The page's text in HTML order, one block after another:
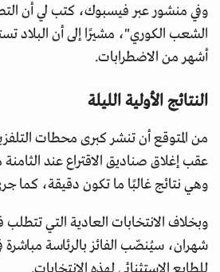
وفي منشور عبر فيسبوك، كتب لي أن
الشعب الكوري"، مشيرًا إلى أن البلاد
أشهر من الاضطرابات.
النتائج الأولية الليلة
من المتوقع أن تنشر كبرى محطات
عقب إغلاق صناديق الاقتراع عند الثامنة
وهي نتائج غالبًا ما تكون دقيقة، كما جرى
وبخلاف الانتخابات العادية التي تتطلب
شهران، سيُنصّب الفائز بالرئاسة مباشرة